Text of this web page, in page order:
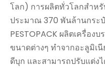
โลก) การผลิตทั่วโลกสำห
ประมาณ 370 พันล้านกระ
PESTOPACK ผลิตเครื่อ
ขนาดต่างๆ ทำจากอะลูมิเ
ดีบุก และสามารถปรับแต่ง